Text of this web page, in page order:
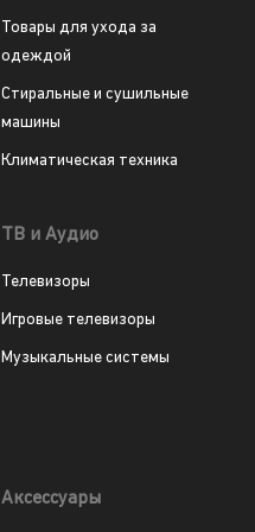
Товары для ухода за
одеждой
Стиральные и сушильные
машины
Климатическая техника
ТВ и Аудио
Телевизоры
Игровые телевизоры
Музыкальные системы
Аксессуары